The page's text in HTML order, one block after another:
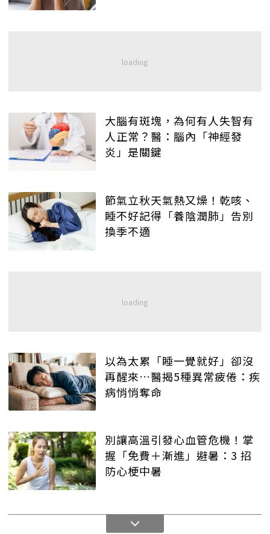
大腦有斑塊，為何有人失智有
人正常？醫：腦內「神經發
炎」是關鍵
節氣立秋天氣熱又燥！乾咳、
睡不好記得「養陰潤肺」告別
換季不適
以為太累「睡一覺就好」卻沒
再醒來…醫揭5種異常疲倦：疾
病悄悄奪命
別讓高溫引發心血管危機！掌
握「免費＋漸進」避暑：3 招
防心梗中暑